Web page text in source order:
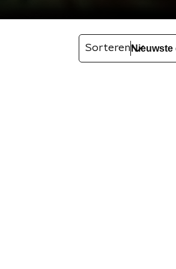
Sorteren